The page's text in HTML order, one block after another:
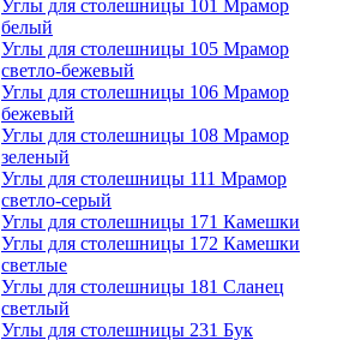
Углы для столешницы 101 Мрамор
белый
Углы для столешницы 105 Мрамор
светло-бежевый
Углы для столешницы 106 Мрамор
бежевый
Углы для столешницы 108 Мрамор
зеленый
Углы для столешницы 111 Мрамор
светло-серый
Углы для столешницы 171 Камешки
Углы для столешницы 172 Камешки
светлые
Углы для столешницы 181 Сланец
светлый
Углы для столешницы 231 Бук